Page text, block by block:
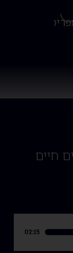
חיים
02:15